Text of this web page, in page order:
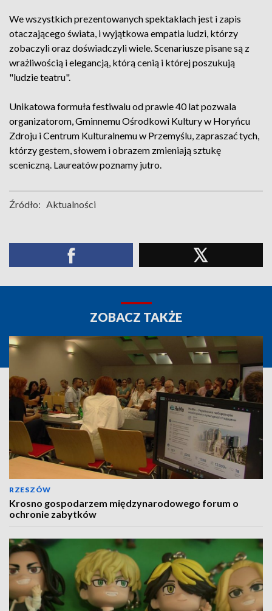
We wszystkich prezentowanych spektaklach jest i zapis
otaczającego świata, i wyjątkowa empatia ludzi, którzy
zobaczyli oraz doświadczyli wiele. Scenariusze pisane są z
wrażliwością i elegancją, którą cenią i której poszukują
"ludzie teatru".
Unikatowa formuła festiwalu od prawie 40 lat pozwala
organizatorom, Gminnemu Ośrodkowi Kultury w Horyńcu
Zdroju i Centrum Kulturalnemu w Przemyślu, zapraszać tych,
którzy gestem, słowem i obrazem zmieniają sztukę
sceniczną. Laureatów poznamy jutro.
Źródło: Aktualności
ZOBACZ TAKŻE
RZESZÓW
Krosno gospodarzem międzynarodowego forum o
ochronie zabytków